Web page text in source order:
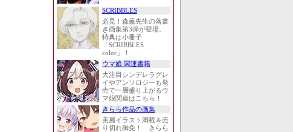
SCRIBBLES
必見！森薫先生の落書
き画集第3弾が登場。
特典は小冊子
「SCRIBBLES
color」！
ウマ娘 関連書籍
大注目シンデレラグレ
イやアンソロジーも発
売で一層盛り上がるウ
マ娘関連はこちら！
きらら作品の画集
美麗イラスト満載＆売
り切れ御免！ きらら